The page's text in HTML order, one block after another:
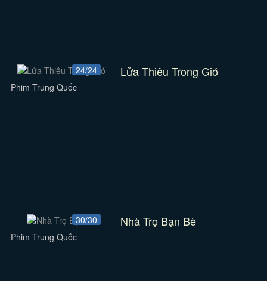
24/24 Lửa Thiêu Trong Gió
Phim Trung Quốc
30/30 Nhà Trọ Bạn Bè
Phim Trung Quốc